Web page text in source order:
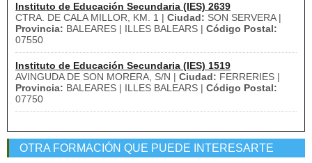
Instituto de Educación Secundaria (IES) 2639
CTRA. DE CALA MILLOR, KM. 1 | Ciudad: SON SERVERA |
Provincia: BALEARES | ILLES BALEARS | Código Postal:
07550
Instituto de Educación Secundaria (IES) 1519
AVINGUDA DE SON MORERA, S/N | Ciudad: FERRERIES |
Provincia: BALEARES | ILLES BALEARS | Código Postal:
07750
OTRA FORMACIÓN QUE PUEDE INTERESARTE